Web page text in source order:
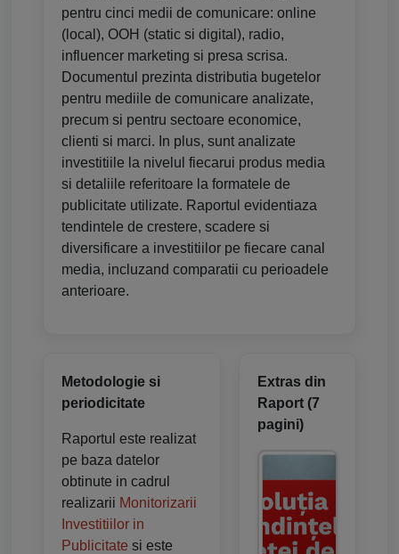
pentru cinci medii de comunicare: online
(local), OOH (static si digital), radio,
influencer marketing si presa scrisa.
Documentul prezinta distributia bugetelor
pentru mediile de comunicare analizate,
precum si pentru sectoare economice,
clienti si marci. In plus, sunt analizate
investitiile la nivelul fiecarui produs media
si detaliile referitoare la formatele de
publicitate utilizate. Raportul evidentiaza
tendintele de crestere, scadere si
diversificare a investitiilor pe fiecare canal
media, incluzand comparatii cu perioadele
anterioare.
Metodologie si
periodicitate
Raportul este realizat
pe baza datelor
obtinute in cadrul
realizarii Monitorizarii
Investitiilor in
Publicitate si este
Extras din
Raport (7
pagini)